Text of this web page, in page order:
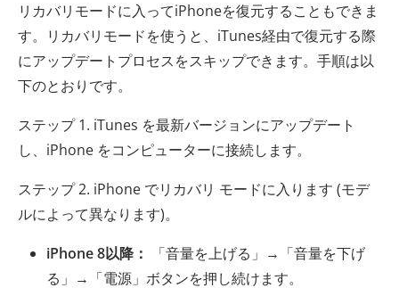
リカバリモードに入ってiPhoneを復元することもできま
す。リカバリモードを使うと、iTunes経由で復元する際
にアップデートプロセスをスキップできます。手順は以
下のとおりです。
ステップ 1. iTunes を最新バージョンにアップデート
し、iPhone をコンピューターに接続します。
ステップ 2. iPhone でリカバリ モードに入ります (モデ
ルによって異なります)。
iPhone 8以降：
「音量を上げる」→「音量を下げ
る」→「電源」ボタンを押し続けます。